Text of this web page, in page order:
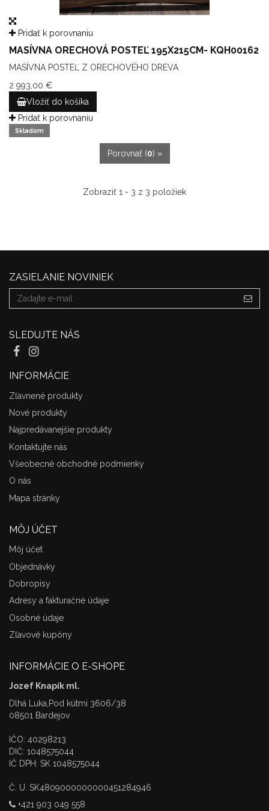
Pridať k porovnaniu
MASÍVNA ORECHOVÁ POSTEĽ 195X215CM- KQH00162
MASÍVNA POSTEĽ Z ORECHOVÉHO DREVA
2 993,00 €
Vložiť do košíka
Pridať k porovnaniu
Skladom
Porovnať (0) »
Zobraziť 1 - 3 z 3 položiek
ZASIELANIE NOVINIEK
SLEDUJTE NÁS
INFORMÁCIE
Zľavnené produkty
Nové produkty
Najpredávanejšie produkty
Kontaktujte nás
Všeobecné obchodné podmienky
O nás
Mapa stránky
MÔJ ÚČET
Môj účet
Objednávky
Dobropisy
Adresy a fakturačné údaje
Osobné údaje
Zľavové kupóny
INFORMÁCIE O E-SHOPE
Jozef Knapík ml.
Dlhá Luka,Pod kútmi 3606/38
08501 Bardejov
IČO: 40298213
DIČ: 1048575044
IČ DPH: SK 1048575044
Č. U. SK4809000000000451284946
+421 903 049 558